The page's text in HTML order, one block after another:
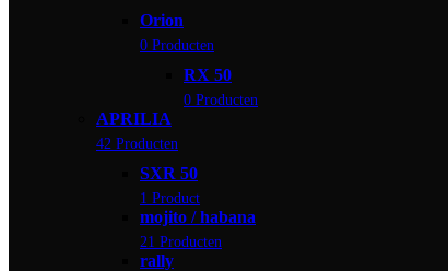
Orion
0 Producten
RX 50
0 Producten
APRILIA
42 Producten
SXR 50
1 Product
mojito / habana
21 Producten
rally